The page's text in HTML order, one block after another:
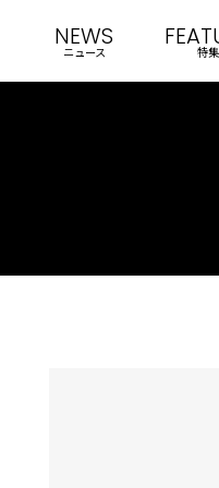
NEWS
ニュース 特集